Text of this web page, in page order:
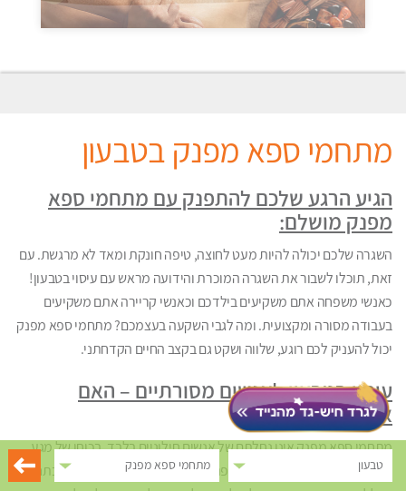
טבעון מתחמי ספא מפנק
מתחמי ספא מפנק בטבעון
הגיע הרגע שלכם להתפנק עם מתחמי ספא
מפנק מושלם:
השגרה שלכם יכולה להיות מעט לחוצה, טיפה חונקת ומאד לא מרגשת. עם
זאת, תוכלו לשבור את השגרה המוכרת והידועה מראש עם עיסוי בטבעון!
כאנשי משפחה אתם משקיעים בילדכם וכאנשי קריירה אתם משקיעים
בעבודה מסורה ומקצועית. ומה לגבי השקעה בעצמכם? מתחמי ספא מפנק
יכול להעניק לכם רוגע, שלווה ושקט גם בקצב החיים הקדחתני.
עיסוי בטבעון לאנשים מסורתיים – האם
אפשרי?
מתחמי ספא מפנק אינו נחלתם של אנשים חילוניים בלבד. בכוחו של מגע
המעסה לשנות מצבים רגשיים וגופניים, ולגרום להטבה משמעותית בתחושה